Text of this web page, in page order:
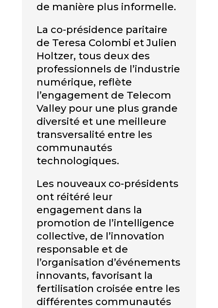
de manière plus informelle.
La co-présidence paritaire
de Teresa Colombi et Julien
Holtzer, tous deux des
professionnels de l’industrie
numérique, reflète
l’engagement de Telecom
Valley pour une plus grande
diversité et une meilleure
transversalité entre les
communautés
technologiques.
Les nouveaux co-présidents
ont réitéré leur
engagement dans la
promotion de l’intelligence
collective, de l’innovation
responsable et de
l’organisation d’événements
innovants, favorisant la
fertilisation croisée entre les
différentes communautés